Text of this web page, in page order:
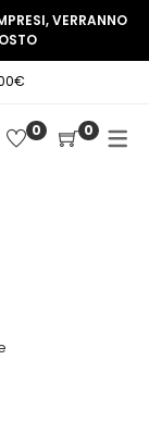
VERRANNO
0 0